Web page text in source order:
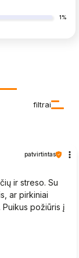
1%
filtrai
patvirtintas
ir streso. Su
ar pirkiniai
Puikus požiūris į